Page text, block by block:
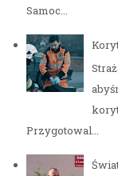
Samoc...
Przygotowal...